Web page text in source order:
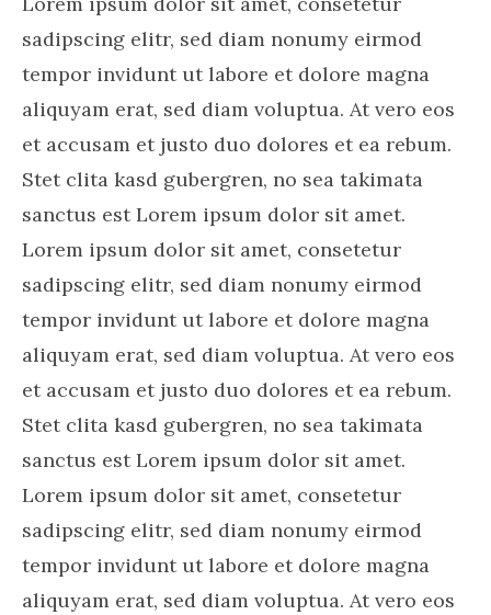
sadipscing elitr, sed diam nonumy eirmod
tempor invidunt ut labore et dolore magna
aliquyam erat, sed diam voluptua. At vero eos
et accusam et justo duo dolores et ea rebum.
Stet clita kasd gubergren, no sea takimata
sanctus est Lorem ipsum dolor sit amet.
Lorem ipsum dolor sit amet, consetetur
sadipscing elitr, sed diam nonumy eirmod
tempor invidunt ut labore et dolore magna
aliquyam erat, sed diam voluptua. At vero eos
et accusam et justo duo dolores et ea rebum.
Stet clita kasd gubergren, no sea takimata
sanctus est Lorem ipsum dolor sit amet.
Lorem ipsum dolor sit amet, consetetur
sadipscing elitr, sed diam nonumy eirmod
tempor invidunt ut labore et dolore magna
aliquyam erat, sed diam voluptua. At vero eos